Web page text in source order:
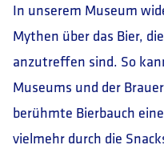
In unserem Museum
Mythen über das Bier,
anzutreffen sind. So
Museums und der
berühmte Bierbauch
vielmehr durch die